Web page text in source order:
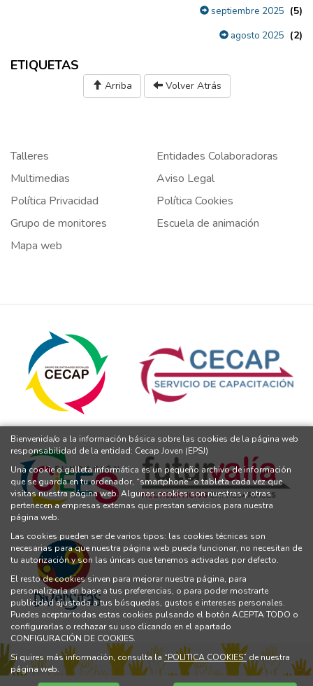
septiembre 2025 (5)
agosto 2025 (2)
ETIQUETAS
Arriba Volver Atrás
Talleres
Entidades Colaboradoras
Multimedias
Aviso Legal
Política Privacidad
Política Cookies
Grupo de monitores
Escuela de animación
Mapa web
Bienvenida/o a la información básica sobre las cookies de la página web
responsabilidad de la entidad: Cecap Joven (EPSJ)
Una cookie o galleta informática es un pequeño archivo de información
que se guarda en tu ordenador, “smartphone” o tableta cada vez que
visitas nuestra página web. Algunas cookies son nuestras y otras
pertenecen a empresas externas que prestan servicios para nuestra
página web.
Las cookies pueden ser de varios tipos: las cookies técnicas son
necesarias para que nuestra página web pueda funcionar, no necesitan de
tu autorización y son las únicas que tenemos activadas por defecto.
El resto de cookies sirven para mejorar nuestra página, para
personalizarla en base a tus preferencias, o para poder mostrarte
publicidad ajustada a tus búsquedas, gustos e intereses personales.
Puedes aceptar todas estas cookies pulsando el botón ACEPTA TODO o
configurarlas o rechazar su uso clicando en el apartado
CONFIGURACIÓN DE COOKIES.
Si quires más información, consulta la“POLITICA COOKIES” de nuestra
página web.